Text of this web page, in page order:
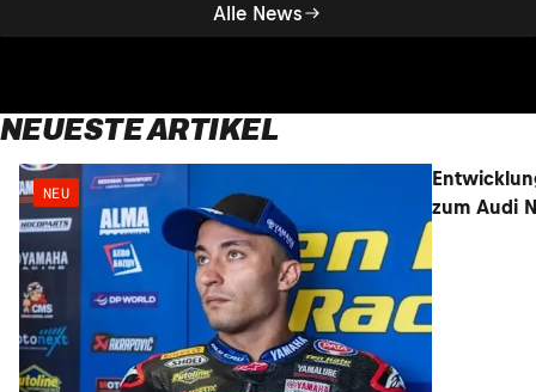
Alle News
NEUESTE ARTIKEL
NEU
zum Audi